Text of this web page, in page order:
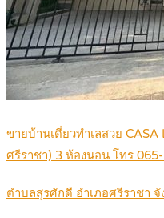
ขายบ้านเดี่ยวทำเลสวย
ศรีราชา) 3 ห้องนอน โทร
ตำบลสุรศักดื อำเภอศรีราชา